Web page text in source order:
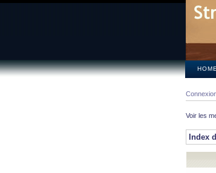
HOME
Voir les
Index